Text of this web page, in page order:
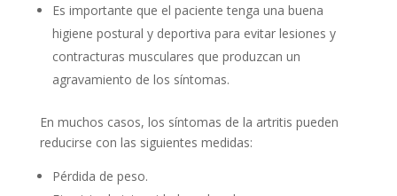
Es importante que el paciente tenga una buena
higiene postural y deportiva para evitar lesiones y
contracturas musculares que produzcan un
agravamiento de los síntomas.
En muchos casos, los síntomas de la artritis pueden
reducirse con las siguientes medidas:
Pérdida de peso.